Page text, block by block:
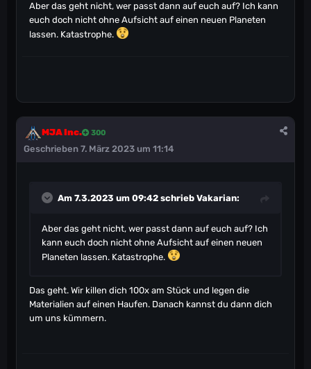
Aber das geht nicht, wer passt dann auf euch auf? Ich kann
euch doch nicht ohne Aufsicht auf einen neuen Planeten
lassen. Katastrophe.
MJA Inc. 300
Geschrieben 7. März 2023 um 11:14
Am 7.3.2023 um 09:42 schrieb Vakarian:
Aber das geht nicht, wer passt dann auf euch auf? Ich
kann euch doch nicht ohne Aufsicht auf einen neuen
Planeten lassen. Katastrophe.
Das geht. Wir killen dich 100x am Stück und legen die
Materialien auf einen Haufen. Danach kannst du dann dich
um uns kümmern.